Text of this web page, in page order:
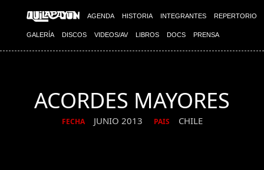
AGENDA HISTORIA INTEGRANTES REPERTORIO
GALERÍA DISCOS VIDEOS/AV LIBROS DOCS PRENSA
ACORDES MAYORES
FECHA JUNIO 2013 PAIS CHILE